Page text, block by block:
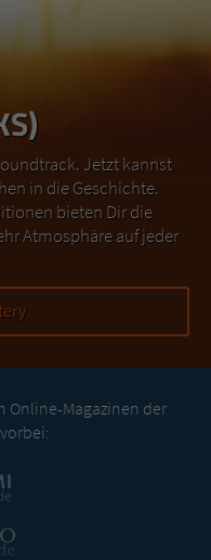
Jetzt kannst
in die Geschichte.
bieten Dir die
Atmosphäre auf jeder
Online-Magazinen der